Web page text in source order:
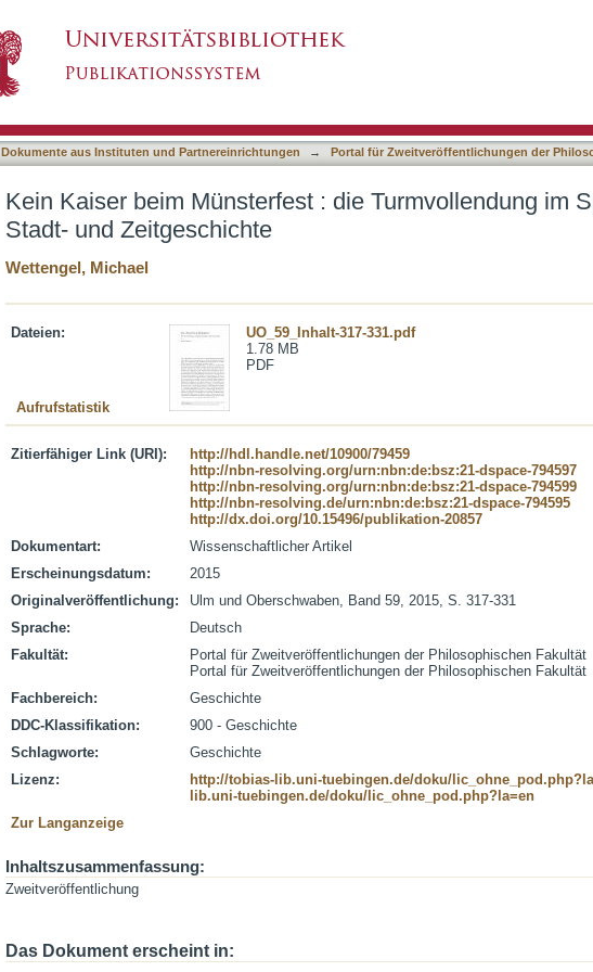
Dokumente aus Instituten und Partnereinrichtungen → Portal für Zweitveröffentlichungen der
Kein Kaiser beim Münsterfest : die Turmvollendung im
Stadt- und Zeitgeschichte
Wettengel, Michael
Dateien:
UO_59_Inhalt-317-331.pdf
1.78 MB
PDF
Aufrufstatistik
Zitierfähiger Link (URI):
http://hdl.handle.net/10900/79459
http://nbn-resolving.org/urn:nbn:de:bsz:21-dspace-794597
http://nbn-resolving.org/urn:nbn:de:bsz:21-dspace-794599
http://nbn-resolving.de/urn:nbn:de:bsz:21-dspace-794595
http://dx.doi.org/10.15496/publikation-20857
Dokumentart:
Wissenschaftlicher Artikel
Erscheinungsdatum:
2015
Originalveröffentlichung:
Ulm und Oberschwaben, Band 59, 2015, S. 317-331
Sprache:
Deutsch
Fakultät:
Portal für Zweitveröffentlichungen der Philosophischen Fakultät
Portal für Zweitveröffentlichungen der Philosophischen Fakultät
Fachbereich:
Geschichte
DDC-Klassifikation:
900 - Geschichte
Schlagworte:
Geschichte
Lizenz:
http://tobias-lib.uni-tuebingen.de/doku/
lib.uni-tuebingen.de/doku/lic_ohne_pod.php?la=en
Zur Langanzeige
Inhaltszusammenfassung:
Zweitveröffentlichung
Das Dokument erscheint in: